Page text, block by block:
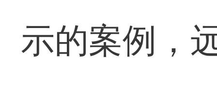
示的案例，